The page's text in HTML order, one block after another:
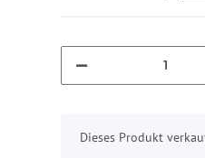
x
Dieses Produkt